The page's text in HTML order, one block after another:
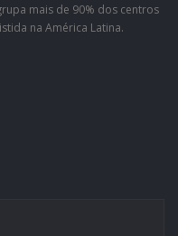
mais de 90% dos centros
na América Latina.